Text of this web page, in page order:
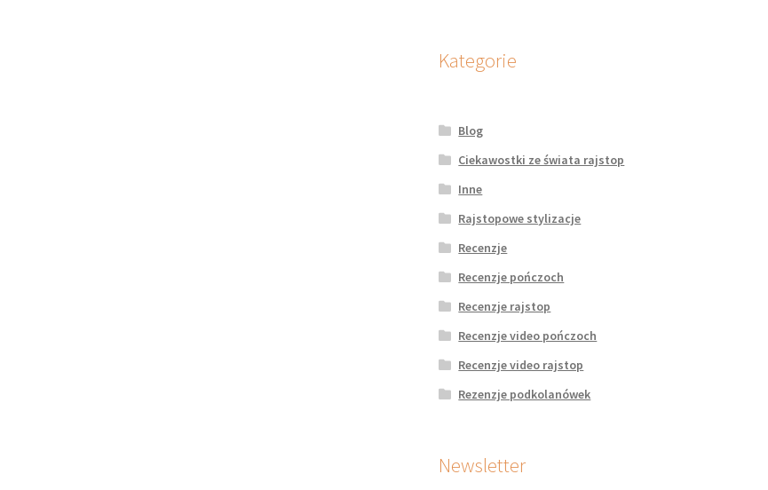
Kategorie
Blog
Ciekawostki ze świata rajstop
Inne
Rajstopowe stylizacje
Recenzje
Recenzje pończoch
Recenzje rajstop
Recenzje video pończoch
Recenzje video rajstop
Rezenzje podkolanówek
Newsletter